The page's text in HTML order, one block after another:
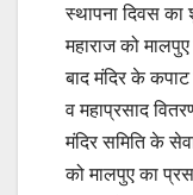
स्थापना दिवस का
महाराज को
बाद मंदिर के
व महाप्रसाद
मंदिर समिति के
को मालपुए का